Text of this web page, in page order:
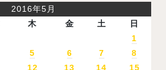
2016年5月
木 金 土 日
1
5 6 7
8
12 13 14
15